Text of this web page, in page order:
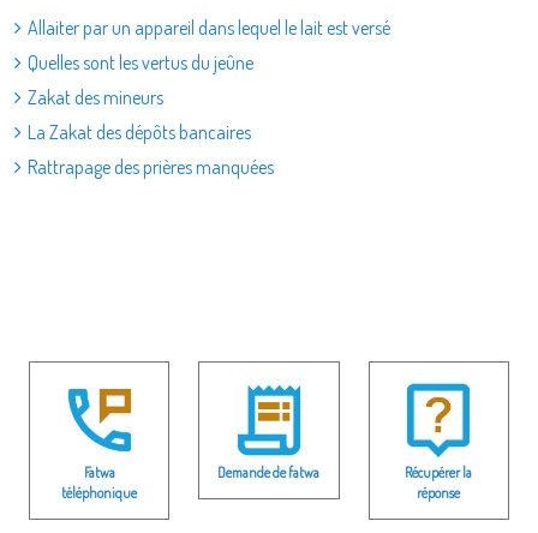
Allaiter par un appareil dans lequel le lait est versé
Quelles sont les vertus du jeûne
Zakat des mineurs
La Zakat des dépôts bancaires
Rattrapage des prières manquées
Fatwa
téléphonique
Demande de fatwa
Récupérer la
réponse